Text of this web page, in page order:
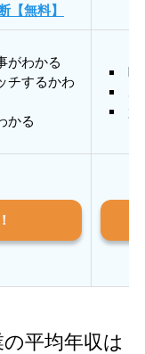
【無料】
がわかる
チするかわ
かる
質
の平均年収は